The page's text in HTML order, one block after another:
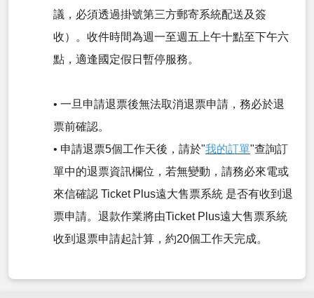
議，必須透過掛號第三方郵寄系統配送及簽
收）。收件時間為週一至週五上午十點至下午六
點，適逢國定假日暫停服務。
• 一旦申請退票後無法取消退票申請，務必於退
票前確認。
• 申請退票5個工作天後，請於"我的訂單"查詢訂
單中的退票資訊欄位，若無變動，請務必來電或
來信確認 Ticket Plus遠大售票系統 是否有收到退
票申請。退款作業將由Ticket Plus遠大售票系統
收到退票申請起計算，約20個工作天完成。